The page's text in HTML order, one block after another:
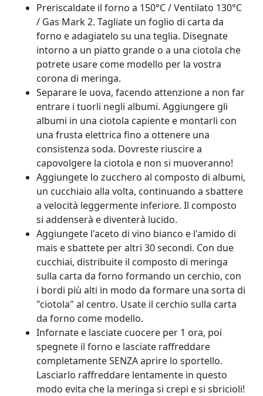
Preriscaldate il forno a 150°C / Ventilato 130°C
/ Gas Mark 2. Tagliate un foglio di carta da
forno e adagiatelo su una teglia. Disegnate
intorno a un piatto grande o a una ciotola che
potrete usare come modello per la vostra
corona di meringa.
Separare le uova, facendo attenzione a non far
entrare i tuorli negli albumi. Aggiungere gli
albumi in una ciotola capiente e montarli con
una frusta elettrica fino a ottenere una
consistenza soda. Dovreste riuscire a
capovolgere la ciotola e non si muoveranno!
Aggiungete lo zucchero al composto di albumi,
un cucchiaio alla volta, continuando a sbattere
a velocità leggermente inferiore. Il composto
si addenserà e diventerà lucido.
Aggiungete l'aceto di vino bianco e l'amido di
mais e sbattete per altri 30 secondi. Con due
cucchiai, distribuite il composto di meringa
sulla carta da forno formando un cerchio, con
i bordi più alti in modo da formare una sorta di
"ciotola" al centro. Usate il cerchio sulla carta
da forno come modello.
Infornate e lasciate cuocere per 1 ora, poi
spegnete il forno e lasciate raffreddare
completamente SENZA aprire lo sportello.
Lasciarlo raffreddare lentamente in questo
modo evita che la meringa si crepi e si sbricioli!